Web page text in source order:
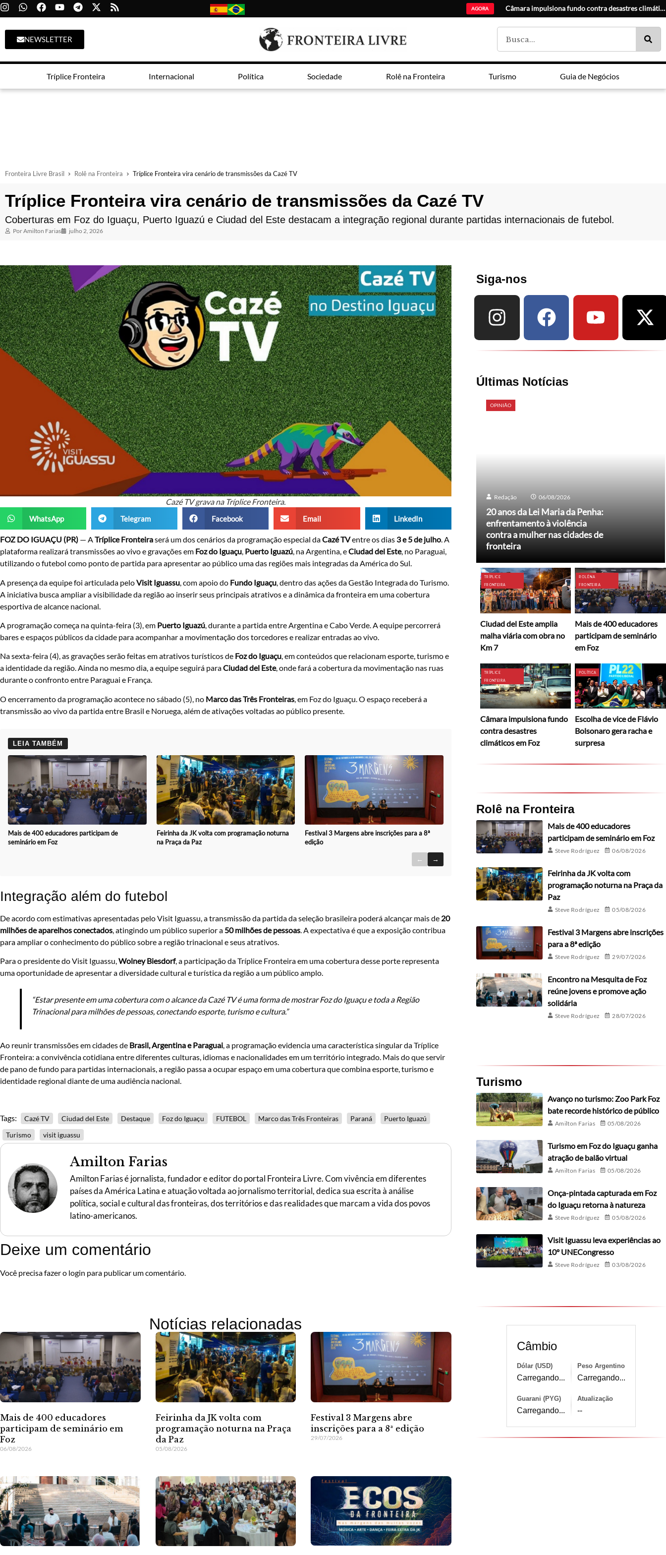
AGORA 20 anos da Lei Maria da
NEWSLETTER
Tríplice Fronteira Internacional Política Sociedade Rolê na Fronteira Turismo Guia de Negócios
Fronteira Livre Brasil Rolê na Fronteira Tríplice Fronteira vira cenário de transmissões da Cazé TV
Tríplice Fronteira vira cenário de transmissões da Cazé TV
Coberturas em Foz do Iguaçu, Puerto Iguazú e Ciudad del Este destacam a integração regional durante partidas internacionais de futebol.
PorAmilton Farias julho 2, 2026
Cazé TV grava na Tríplice Fronteira.
WhatsApp Telegram Facebook Email LinkedIn
FOZ DO IGUAÇU (PR) — ATríplice Fronteiraserá um dos cenários da programação especial daCazé TVentre os dias 3 e 5 de julho. A
plataforma realizará transmissões ao vivo e gravações em Foz do Iguaçu, Puerto Iguazú, na Argentina, eCiudad del Este, no Paraguai,
utilizando o futebol como ponto de partida para apresentar ao público uma das regiões mais integradas da América do Sul.
A presença da equipe foi articulada peloVisit Iguassu , com apoio do Fundo Iguaçu , dentro das ações da Gestão Integrada do Turismo.
A iniciativa busca ampliar a visibilidade da região ao inserir seus principais atrativos e a dinâmica da fronteira em uma cobertura
esportiva de alcance nacional.
A programação começa na quinta-feira (3), em Puerto Iguazú, durante a partida entre Argentina e Cabo Verde. A equipe percorrerá
bares e espaços públicos da cidade para acompanhar a movimentação dos torcedores e realizar entradas ao vivo.
Na sexta-feira (4), as gravações serão feitas em atrativos turísticos de Foz do Iguaçu, em conteúdos que relacionam esporte, turismo e
a identidade da região. Ainda no mesmo dia, a equipe seguirá paraCiudad del Este, onde fará a cobertura da movimentação nas ruas
durante o confronto entre Paraguai e França.
O encerramento da programação acontece no sábado (5), no Marco das Três Fronteiras , em Foz do Iguaçu. O espaço receberá a
transmissão ao vivo da partida entre Brasil e Noruega, além de ativações voltadas ao público presente.
LEIA TAMBÉM
Mais de 400 educadores participam de
seminário em Foz
Feirinha da JK volta com programação noturna
na Praça da Paz
Festival 3 Margens abre inscrições para a 8ª
edição
← →
Integração além do futebol
De acordo com estimativas apresentadas pelo Visit Iguassu, a transmissão da partida da seleção brasileira poderá alcançar mais de 20
milhões de aparelhos conectados , atingindo um público superior a 50 milhões de pessoas . A expectativa é que a exposição contribua
para ampliar o conhecimento do público sobre a região trinacional e seus atrativos.
Para o presidente do Visit Iguassu,Wolney Biesdorf, a participação da Tríplice Fronteira em uma cobertura desse porte representa
uma oportunidade de apresentar a diversidade cultural e turística da região a um público amplo.
“Estar presente em uma cobertura com o alcance da Cazé TV é uma forma de mostrar Foz do Iguaçu e toda a Região
Trinacional para milhões de pessoas, conectando esporte, turismo e cultura.”
Ao reunir transmissões em cidades de Brasil, Argentina e Paraguai, a programação evidencia uma característica singular da Tríplice
Fronteira: a convivência cotidiana entre diferentes culturas, idiomas e nacionalidades em um território integrado. Mais do que servir
de pano de fundo para partidas internacionais, a região passa a ocupar espaço em uma cobertura que combina esporte, turismo e
identidade regional diante de uma audiência nacional.
Tags: Cazé TV Ciudad del Este Destaque Foz do Iguaçu FUTEBOL Marco das Três Fronteiras Paraná
Puerto Iguazú
Turismo
visit iguassu
Amilton Farias
Amilton Farias é jornalista, fundador e editor do portal Fronteira Livre. Com vivência em diferentes
países da América Latina e atuação voltada ao jornalismo territorial, dedica sua escrita à análise
política, social e cultural das fronteiras, dos territórios e das realidades que marcam a vida dos povos
latino-americanos.
Deixe um comentário
Você precisa fazer o login para publicar um comentário.
Notícias relacionadas
Mais de 400 educadores
participam de seminário em
Foz
06/08/2026
Feirinha da JK volta com
programação noturna na Praça
da Paz
05/08/2026
Festival 3 Margens abre
inscrições para a 8ª edição
29/07/2026
Siga-nos
Últimas Notícias
OPINIÃO
Redação 06/08/2026
20 anos da Lei Maria da Penha:
enfrentamento à violência
contra a mulher nas cidades de
fronteira
TRÍPLICE
FRONTEIRA
Ciudad del Este amplia
malha viária com obra no
Km 7
ROLÊ NA
FRONTEIRA
Mais de 400 educadores
participam de seminário
em Foz
TRÍPLICE
FRONTEIRA
Câmara impulsiona fundo
contra desastres
climáticos em Foz
POLÍTICA
Escolha de vice de Flávio
Bolsonaro gera racha e
surpresa
Rolê na Fronteira
Mais de 400 educadores
participam de seminário em Foz
Steve Rodríguez 06/08/2026
Feirinha da JK volta com
programação noturna na Praça da
Paz
Steve Rodríguez 05/08/2026
Festival 3 Margens abre inscrições
para a 8ª edição
Steve Rodríguez 29/07/2026
Encontro na Mesquita de Foz
reúne jovens e promove ação
solidária
Steve Rodríguez 28/07/2026
Turismo
Avanço no turismo: Zoo Park Foz
bate recorde histórico de público
Amilton Farias 05/08/2026
Turismo em Foz do Iguaçu ganha
atração de balão virtual
Amilton Farias 05/08/2026
Onça-pintada capturada em Foz
do Iguaçu retorna à natureza
Steve Rodríguez 05/08/2026
Visit Iguassu leva experiências ao
10º UNECongresso
Steve Rodríguez 03/08/2026
Câmbio
Dólar (USD)
Carregando...
Peso Argentino
Carregando...
Guarani (PYG)
Carregando...
Atualização
--